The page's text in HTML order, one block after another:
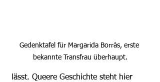
Gedenktafel für Margarida Borràs, erste
bekannte Transfrau überhaupt.